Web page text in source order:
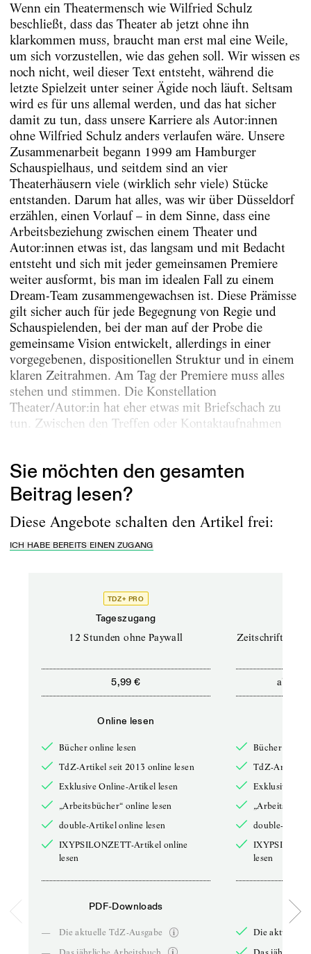
Wenn ein Theatermensch wie Wilfried Schulz
beschließt, dass das Theater ab jetzt ohne ihn
klarkommen muss, braucht man erst mal eine Weile,
um sich vorzustellen, wie das gehen soll. Wir wissen es
noch nicht, weil dieser Text entsteht, während die
letzte Spielzeit unter seiner Ägide noch läuft. Seltsam
wird es für uns allemal werden, und das hat sicher
damit zu tun, dass unsere Karriere als Autor:innen
ohne Wilfried Schulz anders verlaufen wäre. Unsere
Zusammenarbeit begann 1999 am Hamburger
Schauspielhaus, und seitdem sind an vier
Theaterhäusern viele (wirklich sehr viele) Stücke
entstanden. Darum hat alles, was wir über Düsseldorf
erzählen, einen Vorlauf – in dem Sinne, dass eine
Arbeitsbeziehung zwischen einem Theater und
Autor:innen etwas ist, das langsam und mit Bedacht
entsteht und sich mit jeder gemeinsamen Premiere
weiter ausformt, bis man im idealen Fall zu einem
Dream-Team zusammengewachsen ist. Diese Prämisse
gilt sicher auch für jede Begegnung von Regie und
Schauspielenden, bei der man auf der Probe die
gemeinsame Vision entwickelt, allerdings in einer
vorgegebenen, dispositionellen Struktur und in einem
klaren Zeitrahmen. Am Tag der Premiere muss alles
stehen und stimmen. Die Konstellation
Theater/Autor:in hat eher etwas mit Briefschach zu
tun. Zwischen den Treffen oder Kontaktaufnahmen
Sie möchten den gesamten
Beitrag lesen?
Diese Angebote schalten den Artikel frei:
ICH HABE BEREITS EINEN ZUGANG
TDZ+ PRO
Tageszugang
12 Stunden ohne Paywall
5,99 €
Online lesen
Bücher online lesen
TdZ-Artikel seit 2013 online lesen
Exklusive Online-Artikel lesen
„Arbeitsbücher“ online lesen
double-Artikel online lesen
IXYPSILONZETT-Artikel online
lesen
PDF-Downloads
—
Die aktuelle TdZ-Ausgabe
Zeitschriften
ab
Bücher online
TdZ-Artikel
Exklusive
double-
lesen
Die aktuelle